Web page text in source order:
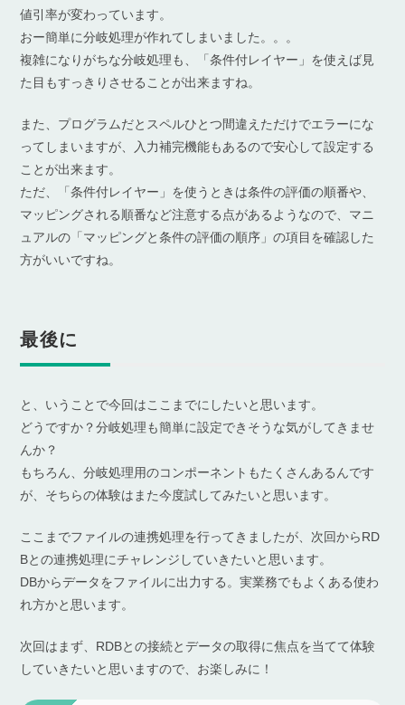
値引率が変わっています。
おー簡単に分岐処理が作れてしまいました。。。
複雑になりがちな分岐処理も、「条件付レイヤー」を使えば見
た目もすっきりさせることが出来ますね。
また、プログラムだとスペルひとつ間違えただけでエラーにな
ってしまいますが、入力補完機能もあるので安心して設定する
ことが出来ます。
ただ、「条件付レイヤー」を使うときは条件の評価の順番や、
マッピングされる順番など注意する点があるようなので、マニ
ュアルの「マッピングと条件の評価の順序」の項目を確認した
方がいいですね。
最後に
と、いうことで今回はここまでにしたいと思います。
どうですか？分岐処理も簡単に設定できそうな気がしてきませ
んか？
もちろん、分岐処理用のコンポーネントもたくさんあるんです
が、そちらの体験はまた今度試してみたいと思います。
ここまでファイルの連携処理を行ってきましたが、次回からRD
Bとの連携処理にチャレンジしていきたいと思います。
DBからデータをファイルに出力する。実業務でもよくある使わ
れ方かと思います。
次回はまず、RDBとの接続とデータの取得に焦点を当てて体験
していきたいと思いますので、お楽しみに！